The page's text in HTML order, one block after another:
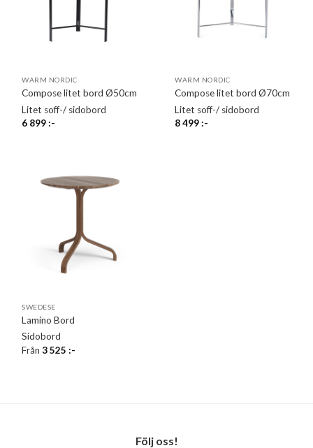
WARM NORDIC
Compose litet bord Ø50cm
Litet soff-/ sidobord
6 899:-
WARM NORDIC
Compose litet bord Ø70cm
Litet soff-/ sidobord
8 499:-
SWEDESE
Lamino Bord
Sidobord
Från3 525:-
Följ oss!